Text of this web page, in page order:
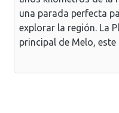
una parada perfecta
explorar la región. La
principal de Melo, este